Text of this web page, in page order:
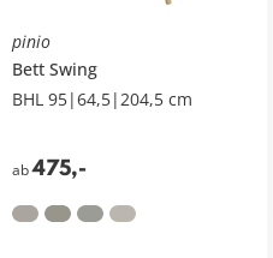
pinio
Bett Swing
BHL 95|64,5|204,5 cm
ab475,-